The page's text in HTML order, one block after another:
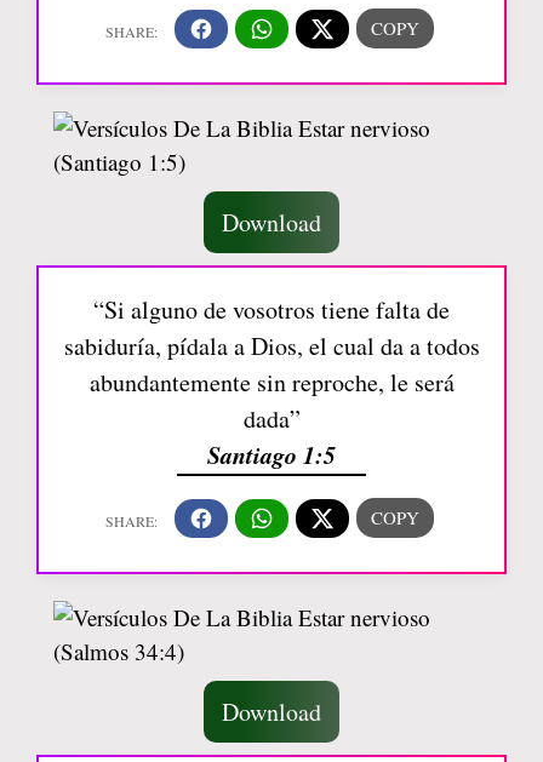
Download
“Si alguno de vosotros tiene falta de
sabiduría, pídala a Dios, el cual da a todos
abundantemente sin reproche, le será
dada”
Santiago 1:5
Download